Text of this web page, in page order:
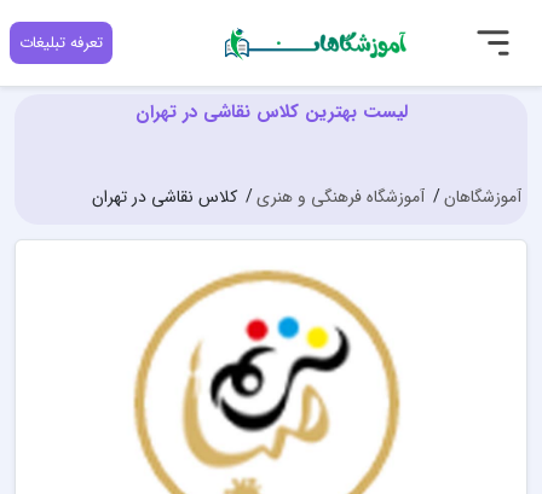
تعرفه تبلیغات
لیست بهترین کلاس نقاشی در تهران
آموزشگاهان آموزشگاه فرهنگی و هنری کلاس نقاشی در تهران